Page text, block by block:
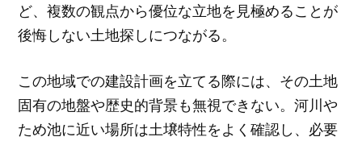
ど、複数の観点から優位な立地を見極めることが
後悔しない土地探しにつながる。
この地域での建設計画を立てる際には、その土地
固有の地盤や歴史的背景も無視できない。河川や
ため池に近い場所は土壌特性をよく確認し、必要